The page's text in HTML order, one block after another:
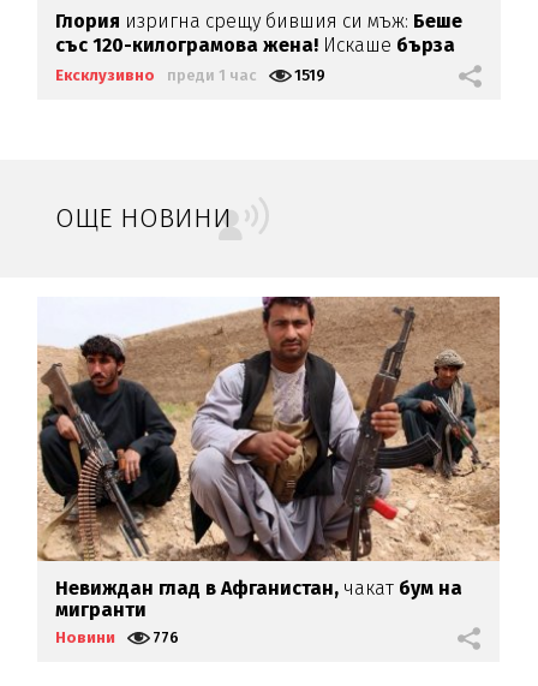
Глория изригна срещу бившия си мъж: Беше
със 120-килограмова жена! Искаше бърза
печалба...
Ексклузивно преди 1 час 1519
ОЩЕ НОВИНИ
Невиждан глад в Афганистан, чакат бум на
мигранти
Новини 776